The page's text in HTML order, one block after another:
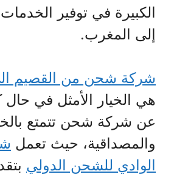
الكبيرة في توفير
إلى المغرب.
شركة شحن من القصيم
هي الخيار الأمثل في
عن شركة شحن تتمتع
والمصداقية، حيث تعمل
الوادي للشحن الدولي